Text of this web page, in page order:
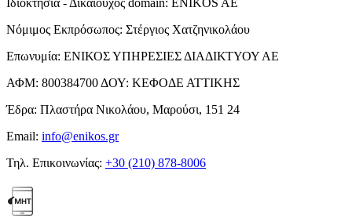
Νόμιμος Εκπρόσωπος: Στέργιος Χατζηνικολάου
Επωνυμία: ΕΝΙΚΟΣ ΥΠΗΡΕΣΙΕΣ ΔΙΑΔΙΚΤΥΟΥ ΑΕ
ΑΦΜ: 800384700 ΔΟΥ: ΚΕΦΟΔΕ ΑΤΤΙΚΗΣ
Έδρα: Πλαστήρα Νικολάου, Μαρούσι, 151 24
Email: info@enikos.gr
Τηλ. Επικοινωνίας: +30 (210) 878-8006